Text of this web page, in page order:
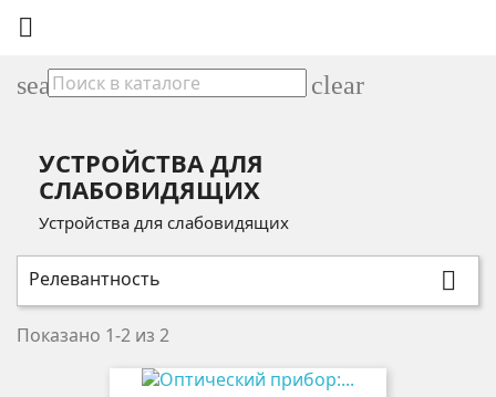

search
clear
УСТРОЙСТВА ДЛЯ
СЛАБОВИДЯЩИХ
Устройства для слабовидящих
Релевантность 
Показано 1-2 из 2